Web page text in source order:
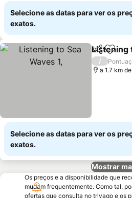
Selecione as datas para ver os
exatos.
Partilhar
Listening
/
a 1.7 km
Selecione as datas para ver os
exatos.
Mostrar
Os preços e a disponibilidade que
mudam frequentemente. Como tal,
ofertas que consulta no trivago e os